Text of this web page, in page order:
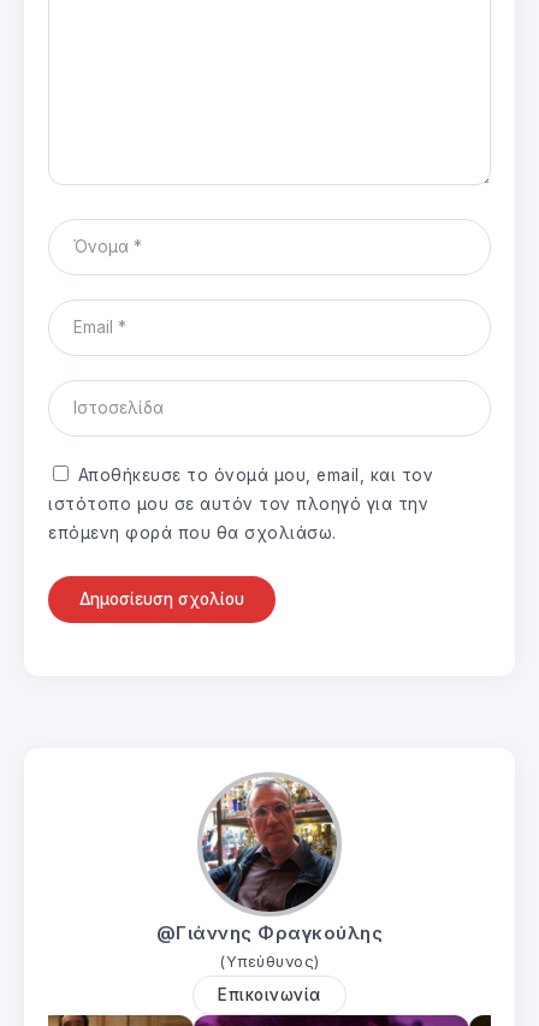
Αποθήκευσε το όνομά μου, email, και τον
ιστότοπο μου σε αυτόν τον πλοηγό για την
επόμενη φορά που θα σχολιάσω.
@Γιάννης Φραγκούλης
(Υπεύθυνος)
Επικοινωνία